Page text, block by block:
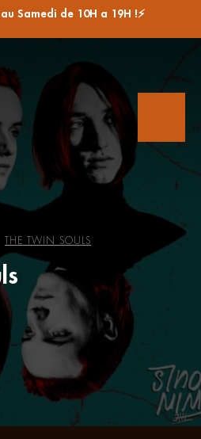
Samedi de 10H a 19H !⚡
THE TWIN SOULS